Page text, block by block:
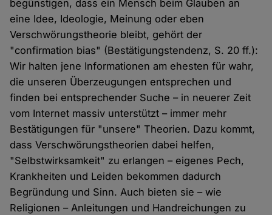
begünstigen, dass ein Mensch beim Glauben an
eine Idee, Ideologie, Meinung oder eben
Verschwörungstheorie bleibt, gehört der
"confirmation bias" (Bestätigungstendenz, S. 20 ff.):
Wir halten jene Informationen am ehesten für wahr,
die unseren Überzeugungen entsprechen und
finden bei entsprechender Suche – in neuerer Zeit
vom Internet massiv unterstützt – immer mehr
Bestätigungen für "unsere" Theorien. Dazu kommt,
dass Verschwörungstheorien dabei helfen,
"Selbstwirksamkeit" zu erlangen – eigenes Pech,
Krankheiten und Leiden bekommen dadurch
Begründung und Sinn. Auch bieten sie – wie
Religionen – Anleitungen und Handreichungen zu